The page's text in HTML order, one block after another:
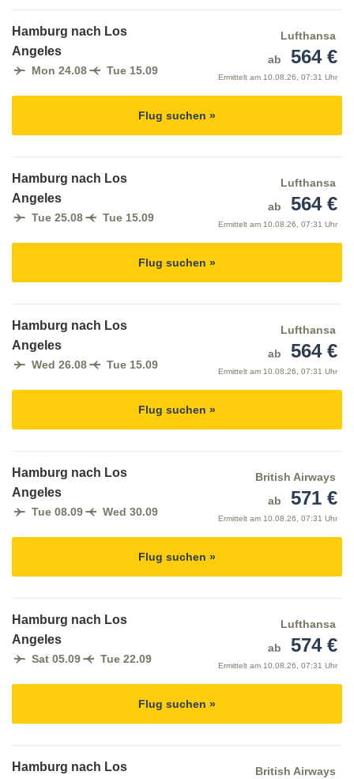
Hamburg nach Los
Angeles
Mon 24.08 Tue 15.09
Lufthansa
ab
564 €
Ermittelt am 10.08.26, 07:31 Uhr
Flug suchen »
Hamburg nach Los
Angeles
Tue 25.08 Tue 15.09
Lufthansa
ab
564 €
Ermittelt am 10.08.26, 07:31 Uhr
Flug suchen »
Hamburg nach Los
Angeles
Wed 26.08 Tue 15.09
Lufthansa
ab
564 €
Ermittelt am 10.08.26, 07:31 Uhr
Flug suchen »
Hamburg nach Los
Angeles
Tue 08.09 Wed 30.09
British Airways
ab
571 €
Ermittelt am 10.08.26, 07:31 Uhr
Flug suchen »
Hamburg nach Los
Angeles
Sat 05.09 Tue 22.09
Lufthansa
ab
574 €
Ermittelt am 10.08.26, 07:31 Uhr
Flug suchen »
Hamburg nach Los
British Airways